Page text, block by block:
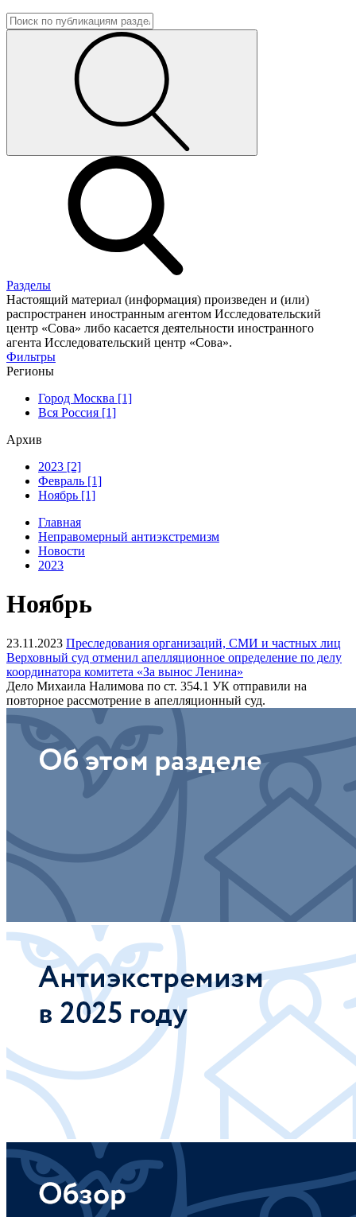
Разделы
Настоящий материал (информация) произведен и (или)
распространен иностранным агентом Исследовательский
центр «Сова» либо касается деятельности иностранного
агента Исследовательский центр «Сова».
Фильтры
Регионы
Город Москва [1]
Вся Россия [1]
Архив
2023 [2]
Февраль [1]
Ноябрь [1]
Главная
Неправомерный антиэкстремизм
Новости
2023
Ноябрь
23.11.2023 Преследования организаций, СМИ и частных лиц
Верховный суд отменил апелляционное определение по делу
координатора комитета «За вынос Ленина»
Дело Михаила Налимова по ст. 354.1 УК отправили на
повторное рассмотрение в апелляционный суд.